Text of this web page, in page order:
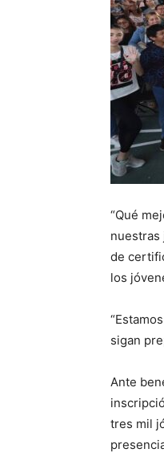
“Qué
nuestras
de
los
sigan
Ante
tres mil